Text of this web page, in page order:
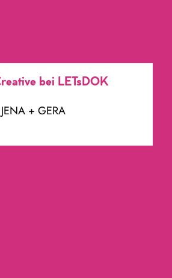
bei LETsDOK
+ GERA